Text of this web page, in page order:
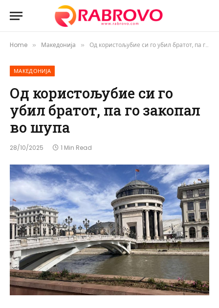
Home » Македонија » Од користољубие си го убил братот, па го закопал во шупа
МАКЕДОНИЈА
Од користољубие си го
убил братот, па го закопал
во шупа
28/10/2025 1 Min Read